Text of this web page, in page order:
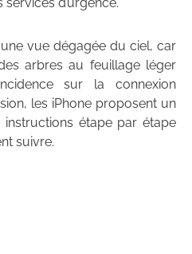
vue dégagée du ciel, car
arbres au feuillage léger
sur la connexion
les iPhone proposent un
étape par étape
suivre.